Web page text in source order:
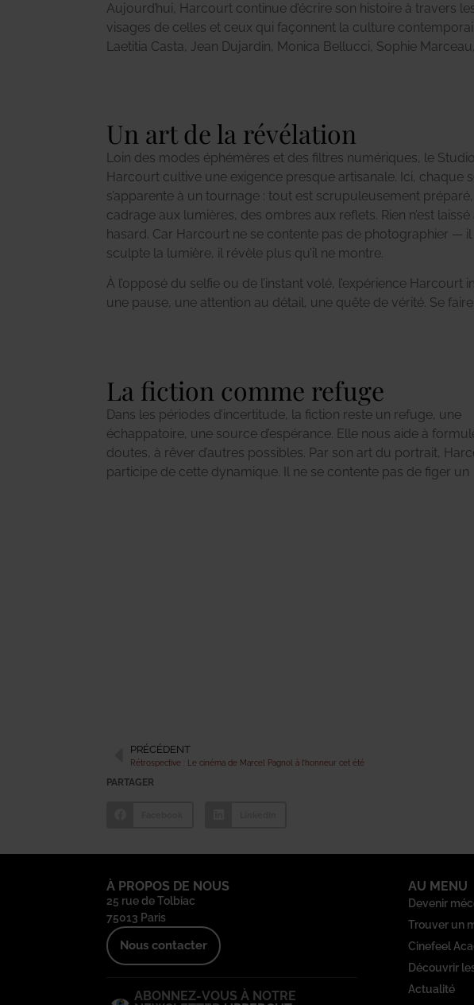
Aujourd’hui, Harcourt continue d’écrire son histoire à travers
visages de celles et ceux qui façonnent la culture
Laetitia Casta, Jean Dujardin, Monica Bellucci, Sophie Marceau,
Un art de la révélation
Loin des modes éphémères et des filtres numériques, le Studio
Harcourt cultive une exigence presque artisanale. Ici, chaque
s’apparente à un tournage : tout est scrupuleusement
cadrage aux lumières, des ombres aux reflets. Rien n’est laissé
hasard. Car Harcourt ne se contente pas de photographier — il
sculpte la lumière, il révèle plus qu’il ne montre.
À l’opposé du selfie ou de l’instant volé, l’expérience Harcourt
une pause, une attention au détail, une quête de vérité. Se
La fiction comme refuge
Dans les périodes d’incertitude, la fiction reste un refuge, une
échappatoire, une source d’espérance. Elle nous aide à
doutes, à rêver d’autres possibles. Par son art du portrait,
participe de cette dynamique. Il ne se contente pas de figer un
instant : il inscrit une silhouette dans une histoire. Il révèle ce que
nous sommes… tout en laissant deviner ce que nous
PRÉCÉDENT
Rétrospective : Le cinéma de Marcel Pagnol à l’honneur cet été
PARTAGER
À PROPOS DE NOUS
25 rue de Tolbiac
75013 Paris
Nous contacter
ABONNEZ-VOUS À NOTRE
AU MENU
Devenir
Trouver un
Cinefeel
Découvrir
Actualité